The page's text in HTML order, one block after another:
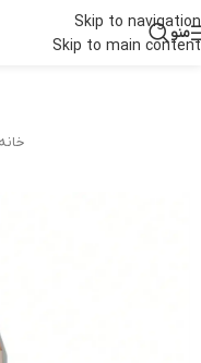
Skip to navigation
Skip to main content
منو
خانه